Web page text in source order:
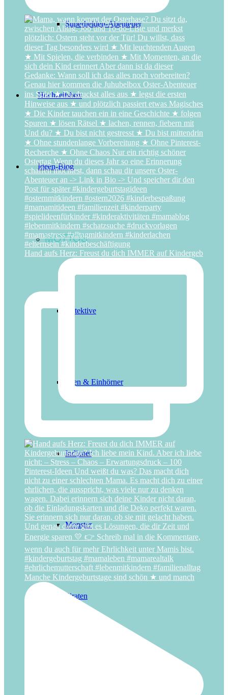
Superhelden-Abenteuer
Hochzeitsbox
Ideen-Blog
MOTTOS
Detektive
Feen & Einhörner
Indianer
Monster
Piraten
Hand aufs Herz: Freust du dich IMMER auf Kindergeb
Manche Kindergeburtstage sind schön ★ und manch